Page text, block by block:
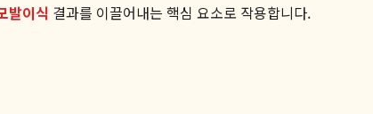
발이식 결과를 이끌어내는 핵심 요소로 작용합니다.